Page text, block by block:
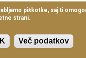
piškotke, saj ti
strani.
Več podatkov